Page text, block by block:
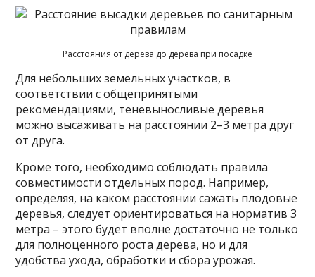
Расстояния от дерева до дерева при посадке
Для небольших земельных участков, в
соответствии с общепринятыми
рекомендациями, теневыносливые деревья
можно высаживать на расстоянии 2–3 метра друг
от друга.
Кроме того, необходимо соблюдать правила
совместимости отдельных пород. Например,
определяя, на каком расстоянии сажать плодовые
деревья, следует ориентироваться на норматив 3
метра – этого будет вполне достаточно не только
для полноценного роста дерева, но и для
удобства ухода, обработки и сбора урожая.